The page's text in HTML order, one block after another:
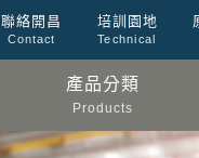
聯絡開昌
Contact
培訓園地
Technical
產品分類
Products